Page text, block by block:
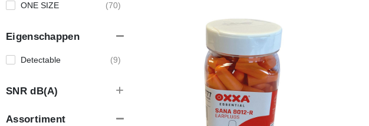
ONE SIZE
(70)
Eigenschappen
Detectable (9)
SNR dB(A)
Assortiment